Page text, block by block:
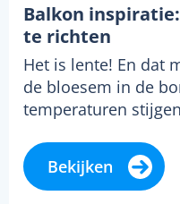
Balkon
te richten
Het is lente! En dat
de bloesem in de
temperaturen
Bekijken